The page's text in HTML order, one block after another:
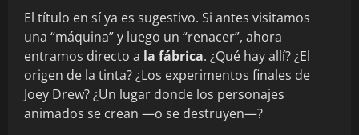
El título en sí ya es sugestivo. Si antes visitamos
una “máquina” y luego un “renacer”, ahora
entramos directo a la fábrica. ¿Qué hay allí? ¿El
origen de la tinta? ¿Los experimentos finales de
Joey Drew? ¿Un lugar donde los personajes
animados se crean —o se destruyen—?